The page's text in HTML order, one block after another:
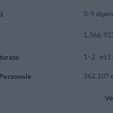
0-9
1-2
362.107